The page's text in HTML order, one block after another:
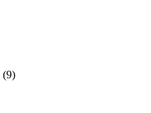
(9)